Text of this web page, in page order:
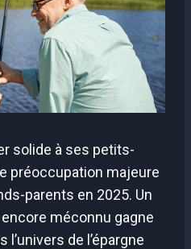
solide à ses petits-
préoccupation majeure
parents en 2025. Un
méconnu gagne
de l’épargne